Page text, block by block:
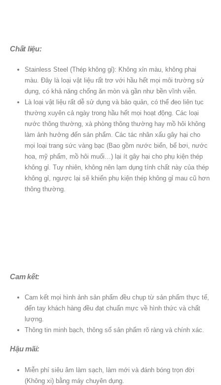
Chất liệu:
Stainless Steel (Thép không gỉ): Không xỉn màu, không phai
màu. Đây là loại vật liệu rất trơ với hầu hết mọi môi trường sử
dụng, có khả năng chống ăn mòn và gần như bền vĩnh viễn.
Là loại vật liệu rất dễ sử dụng và bảo quản, có thể đeo liên tục
thường xuyên cả ngày trong hầu hết mọi hoạt động. Các loại
nước thông thường, xà phòng thông thường hay mồ hôi không
làm ảnh hưởng đến sản phẩm. Các tác nhân xấu gây hại cho
mọi loại trang sức vàng bạc (Bao gồm nước biển, bể bơi, nước
hoa, mỹ phẩm, mồ hôi muối…) lại ít gây hại cho phụ kiện thép
không gỉ. Tuy nhiên, không nên lạm dụng tính chất này của thép
không gỉ, ngược lại sẽ khiến phụ kiện thép không gỉ mau cũ hơn
thông thường.
Cam kết:
Cam kết mọi hình ảnh sản phẩm đều chụp từ sản phẩm thực tế,
đến tay khách hàng đều đạt chuẩn mực về hình thức và chất
lượng.
Thông tin minh bạch, thông số sản phẩm rõ ràng và chính xác.
Hậu mãi:
Miễn phí siêu âm làm sạch, làm mới và đánh bóng trọn đời
(Không xi) bằng máy chuyên dụng.